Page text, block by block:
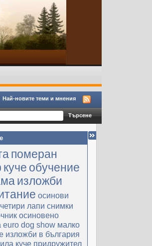
Най-новите теми и мнения
померан
куче обучение
изложби
осинови
лапи снимки
осиновено
еuro dog show малко
изложби в българия
куче придружител